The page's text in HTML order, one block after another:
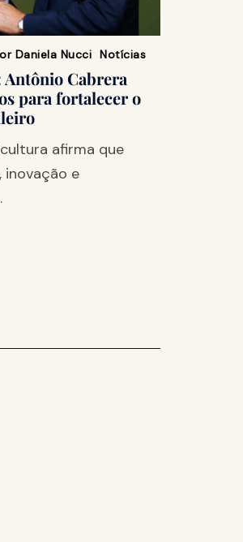
Daniela Nucci Notícias
Cabrera
para fortalecer o
afirma que
inovação e